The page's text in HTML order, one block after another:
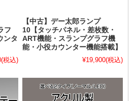
フ
ンタ
(税込)
【中古】デー太郎ランプ
10【タッチパネル・差枚数・
ART機能・スランプグラフ機
能・小役カウンター機能搭載】
¥19,900(税込)